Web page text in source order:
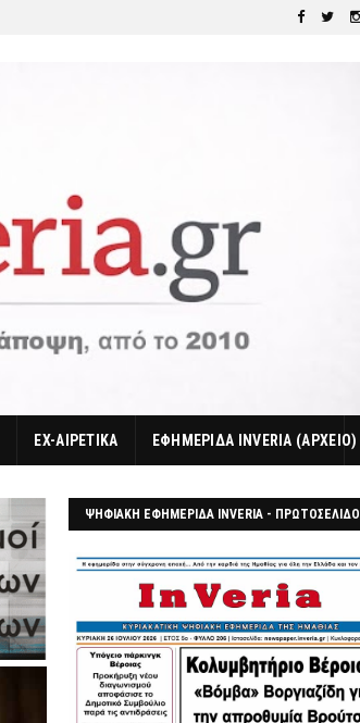
EX-ΑΙΡΕΤΙΚΑ ΕΦΗΜΕΡΙΔΑ INVERIA (ΑΡΧΕΙΟ)
ΨΗΦΙΑΚΗ ΕΦΗΜΕΡΙΔΑ INVERIA - ΠΡΩΤΟΣΕΛΙΔΟ